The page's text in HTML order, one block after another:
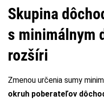
Skupina
s minimálnym
rozšíri
Zmenou určenia sumy
okruh poberateľov